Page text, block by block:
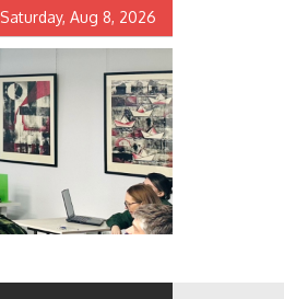
Saturday, Aug 8, 2026